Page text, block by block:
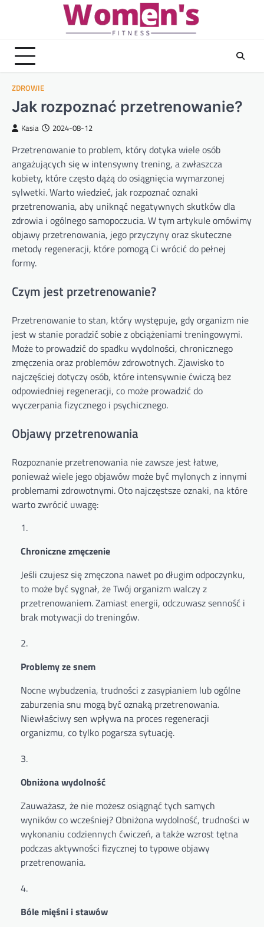
ZDROWIE
Jak rozpoznać przetrenowanie?
Kasia 2024-08-12
Przetrenowanie to problem, który dotyka wiele osób
angażujących się w intensywny trening, a zwłaszcza
kobiety, które często dążą do osiągnięcia wymarzonej
sylwetki. Warto wiedzieć, jak rozpoznać oznaki
przetrenowania, aby uniknąć negatywnych skutków dla
zdrowia i ogólnego samopoczucia. W tym artykule omówimy
objawy przetrenowania, jego przyczyny oraz skuteczne
metody regeneracji, które pomogą Ci wrócić do pełnej
formy.
Czym jest przetrenowanie?
Przetrenowanie to stan, który występuje, gdy organizm nie
jest w stanie poradzić sobie z obciążeniami treningowymi.
Może to prowadzić do spadku wydolności, chronicznego
zmęczenia oraz problemów zdrowotnych. Zjawisko to
najczęściej dotyczy osób, które intensywnie ćwiczą bez
odpowiedniej regeneracji, co może prowadzić do
wyczerpania fizycznego i psychicznego.
Objawy przetrenowania
Rozpoznanie przetrenowania nie zawsze jest łatwe,
ponieważ wiele jego objawów może być mylonych z innymi
problemami zdrowotnymi. Oto najczęstsze oznaki, na które
warto zwrócić uwagę:
Chroniczne zmęczenie
Jeśli czujesz się zmęczona nawet po długim odpoczynku,
to może być sygnał, że Twój organizm walczy z
przetrenowaniem. Zamiast energii, odczuwasz senność i
brak motywacji do treningów.
Problemy ze snem
Nocne wybudzenia, trudności z zasypianiem lub ogólne
zaburzenia snu mogą być oznaką przetrenowania.
Niewłaściwy sen wpływa na proces regeneracji
organizmu, co tylko pogarsza sytuację.
Obniżona wydolność
Zauważasz, że nie możesz osiągnąć tych samych
wyników co wcześniej? Obniżona wydolność, trudności w
wykonaniu codziennych ćwiczeń, a także wzrost tętna
podczas aktywności fizycznej to typowe objawy
przetrenowania.
Bóle mięśni i stawów